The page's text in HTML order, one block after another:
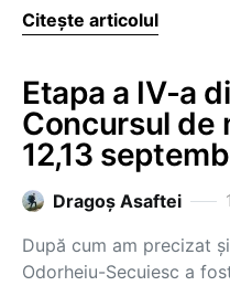
Citește articolul
Etapa a IV-a
Concursul de
12,13
Dragoş Asaftei
După cum am precizat
Odorheiu-Secuiesc a